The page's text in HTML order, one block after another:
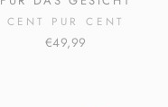
CENT PUR CENT
€49,99